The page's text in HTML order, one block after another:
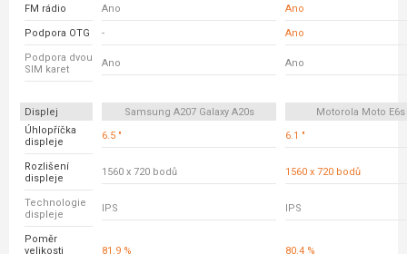
FM rádio Ano Ano
Podpora OTG - Ano
Podpora dvou
SIM karet
Ano Ano
Displej Samsung A207 Galaxy A20s
Motorola Moto
Úhlopříčka
displeje
6.5 " 6.1 "
Rozlišení
displeje
1560 x 720 bodů 1560 x 720 bodů
Technologie
displeje
IPS IPS
Poměr
velikosti
81.9 % 80.4 %